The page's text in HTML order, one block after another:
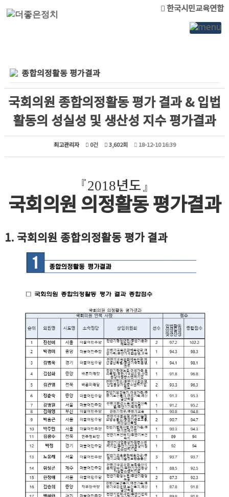
한국시민교육연합
종합의정활동 평가결과
국회의원 종합의정활동 평가 결과 & 입법
활동의 성실성 및 생산성 지수 평가결과
최고관리자 0건 3,602회 18-12-10 16:39
『2018년도』
국회의원 의정활동 평가결과
1. 국회의원 종합의정활동 평가 결과